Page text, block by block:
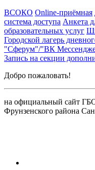
ВСОКО Online-приёмная
система доступа Анкета
образовательных услуг
Городской лагерь
"Сферум"/"ВК
Запись на секции
Добро пожаловать!
на официальный сайт
Фрунзенского района